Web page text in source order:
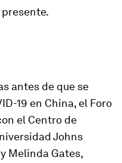
antes de que se
19 en China, el Foro
el Centro de
Johns
Melinda Gates,